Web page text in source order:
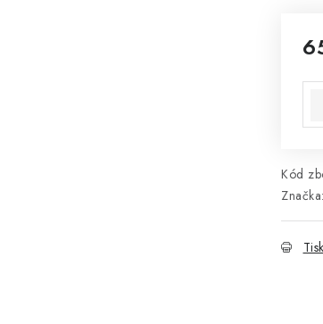
Kód
Značka:
Tisk